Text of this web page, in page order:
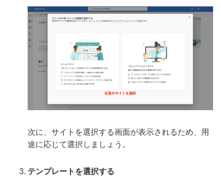
次に、サイトを選択する画面が表示されるため、用
途に応じて選択しましょう。
テンプレートを選択する